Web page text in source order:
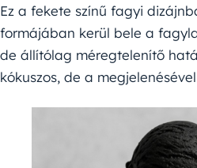
Ez a fekete színű fagyi
formájában kerül bele a
de állítólag méregtelenítő
kókuszos, de a